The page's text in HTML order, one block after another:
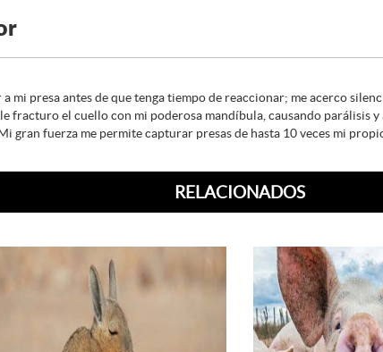
a mi presa antes de que tenga tiempo de reaccionar; me acerco
fracturo el cuello con mi poderosa mandíbula, causando parálisis
gran fuerza me permite capturar presas de hasta 10 veces mi
RELACIONADOS